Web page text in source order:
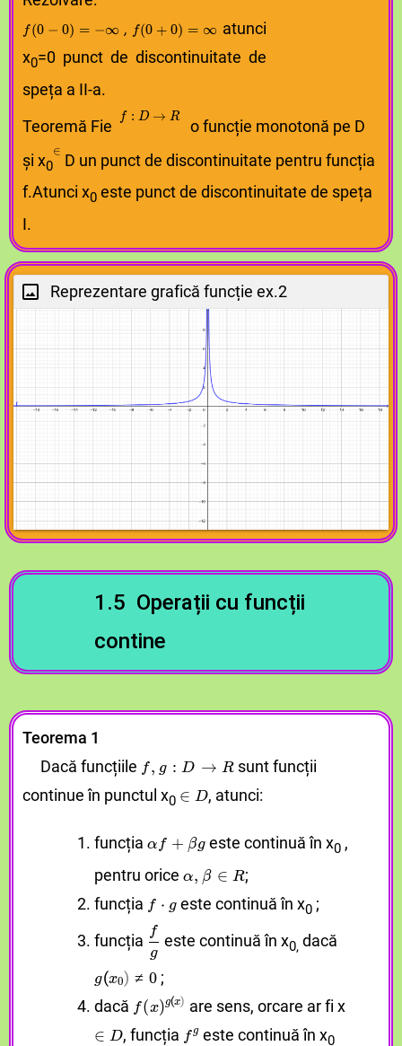
f⁡(0 −0)= −∞
f⁡(0 −0)= −∞
f (0− 0) =−∞ , f⁡(0 +0)= ∞
f⁡(0 +0)= ∞
f(0 + 0) = ∞ atunci
x0=0 punct de discontinuitate de
speța a II-a.
Teoremă Fie
f⁡ : D→R
f⁡ : D→R
f: D→ Ro funcție monotonă pe D
și x0
∈
∈
∈ D un punct de discontinuitate pentru funcția
f.Atunci x0 este punct de discontinuitate de speța
I.
Reprezentare grafică funcție ex.2
1.5 Operații cu funcții
contine
Teorema 1
Dacă funcțiile f⁡, g⁡ : D→R
f⁡, g⁡ : D→R
f, g : D → Rsunt funcții
continue în punctul x0 ∈ D
∈ D
∈ D, atunci:
funcția αf⁡ +β g⁡
αf⁡ +β g⁡
αf + βg este continuă în x0,
pentru orice α,β∈R
α,β∈R
α, β∈ R;
funcția f⁡ ⋅ g⁡
f⁡ ⋅ g⁡
f ⋅ g este continuă în x0 ;
funcția f⁡ g⁡
f⁡ g⁡
f
g
este continuă în x0,dacă
g(x0) ≠ 0 ;
dacă f⁡(x)g⁡( x?
f⁡(x)g⁡( x?
f(x)g(x) are sens, orcare ar fi x
∈ D
∈ D
∈ D, funcția fg⁡
fg⁡
fg este continuă în x0